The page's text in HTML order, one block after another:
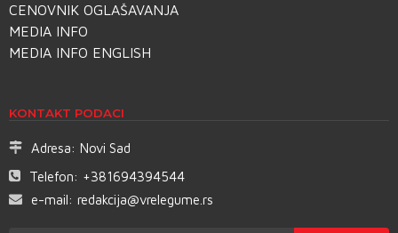
CENOVNIK OGLAŠAVANJA
MEDIA INFO
MEDIA INFO ENGLISH
KONTAKT PODACI
Adresa: Novi Sad
Telefon: +381694394544
e-mail: redakcija@vrelegume.rs